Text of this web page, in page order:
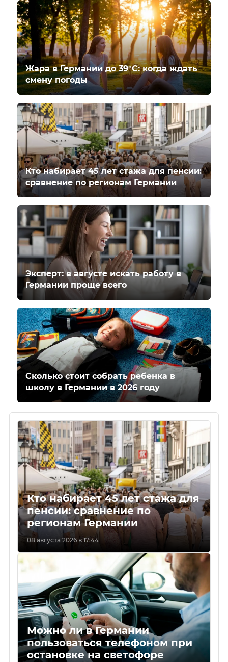
Жара в Германии до 39°C: когда ждать
смену погоды
Кто набирает 45 лет стажа для пенсии:
сравнение по регионам Германии
Эксперт: в августе искать работу в
Германии проще всего
Сколько стоит собрать ребенка в
школу в Германии в 2026 году
Кто набирает 45 лет стажа для
пенсии: сравнение по
регионам Германии
08 августа 2026 в 17:44
Можно ли в Германии
пользоваться телефоном при
остановке на светофоре